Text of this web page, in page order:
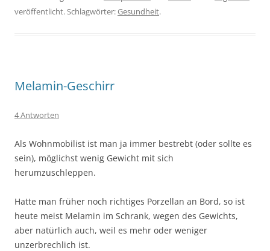
veröffentlicht. Schlagwörter:Gesundheit.
Melamin-Geschirr
4 Antworten
Als Wohnmobilist ist man ja immer bestrebt (oder sollte es
sein), möglichst wenig Gewicht mit sich
herumzuschleppen.
Hatte man früher noch richtiges Porzellan an Bord, so ist
heute meist Melamin im Schrank, wegen des Gewichts,
aber natürlich auch, weil es mehr oder weniger
unzerbrechlich ist.